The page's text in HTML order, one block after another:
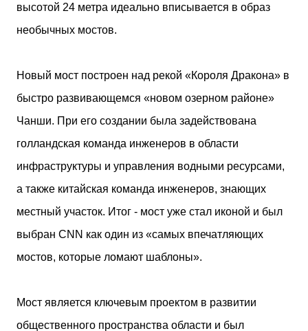
высотой 24 метра идеально вписывается в образ
необычных мостов.
Новый мост построен над рекой «Короля Дракона» в
быстро развивающемся «новом озерном районе»
Чанши. При его создании была задействована
голландская команда инженеров в области
инфраструктуры и управления водными ресурсами,
а также китайская команда инженеров, знающих
местный участок. Итог - мост уже стал иконой и был
выбран CNN как один из «самых впечатляющих
мостов, которые ломают шаблоны».
Мост является ключевым проектом в развитии
общественного пространства области и был